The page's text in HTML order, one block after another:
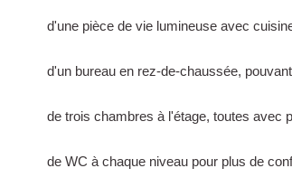
d'une pièce de vie lumineuse avec
d'un bureau en rez-de-chaussée,
de trois chambres à l'étage, toutes avec
de WC à chaque niveau pour plus de